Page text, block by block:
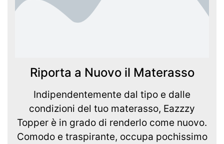
Riporta a Nuovo il Materasso
Indipendentemente dal tipo e dalle
condizioni del tuo materasso, Eazzzy
Topper è in grado di renderlo come nuovo.
Comodo e traspirante, occupa pochissimo